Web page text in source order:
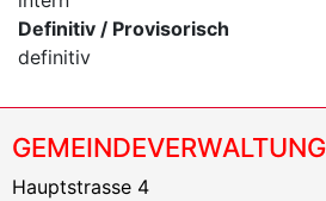
Definitiv / Provisorisch
definitiv
Hauptstrasse 4